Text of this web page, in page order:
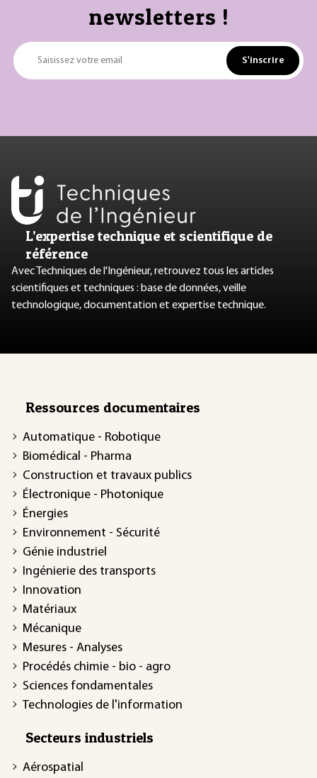
newsletters !
Saisissez votre email S'inscrire
L’expertise technique et scientifique de
référence
Avec Techniques de l'Ingénieur, retrouvez tous les articles
scientifiques et techniques : base de données, veille
technologique, documentation et expertise technique.
Ressources documentaires
Automatique - Robotique
Biomédical - Pharma
Construction et travaux publics
Électronique - Photonique
Énergies
Environnement - Sécurité
Génie industriel
Ingénierie des transports
Innovation
Matériaux
Mécanique
Mesures - Analyses
Procédés chimie - bio - agro
Sciences fondamentales
Technologies de l'information
Secteurs industriels
Aérospatial